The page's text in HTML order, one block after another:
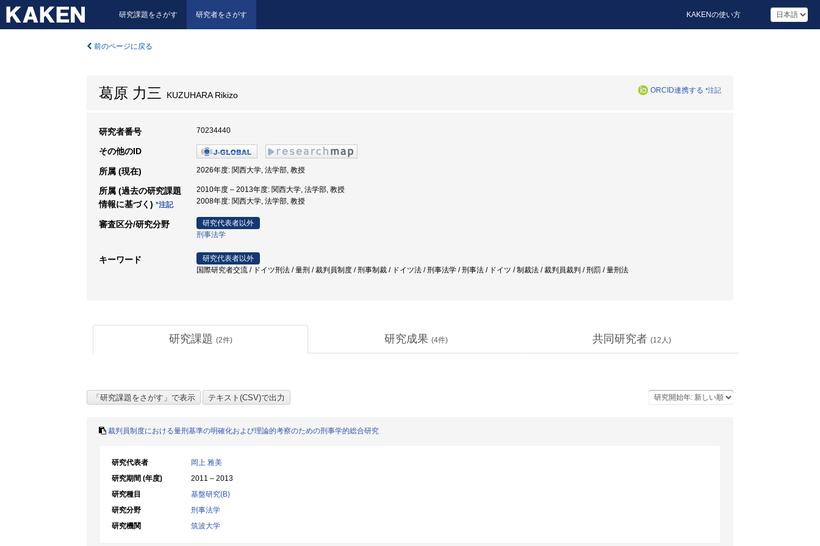
研究課題をさがす 研究者をさがす KAKENの使い方
前のページに戻る
葛原 力三 KUZUHARA Rikizo ORCID連携する *注記
研究者番号 70234440
その他のID
所属 (現在) 2026年度: 関西大学, 法学部, 教授
所属 (過去の研究課題
情報に基づく) *注記
2010年度 – 2013年度: 関西大学, 法学部, 教授
2008年度: 関西大学, 法学部, 教授
審査区分/研究分野
研究代表者以外
刑事法学
キーワード
研究代表者以外
国際研究者交流 / ドイツ刑法 / 量刑 / 裁判員制度 / 刑事制裁 / ドイツ法 / 刑事法学 / 刑事法 / ドイツ / 制裁法 / 裁判員裁判 / 刑罰 / 量刑法
研究課題 (2件) 研究成果 (4件) 共同研究者 (12 人)
裁判員制度における量刑基準の明確化および理論的考察のための刑事学的総合研究
研究代表者
岡上 雅美
研究期間 (年度)
2011 – 2013
研究種目
基盤研究(B)
研究分野
刑事法学
研究機関
筑波大学